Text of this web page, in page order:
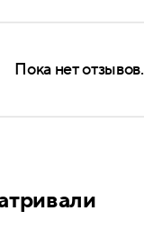
Пока нет отзывов.